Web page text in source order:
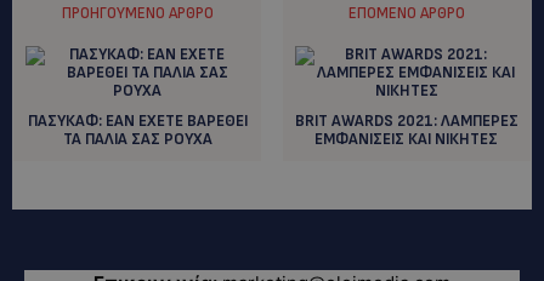
ΠΡΟΗΓΟΎΜΕΝΟ ΆΡΘΡΟ
ΠΑΣΥΚΑΦ: ΕΑΝ ΕΧΕΤΕ ΒΑΡΕΘΕΙ
ΤΑ ΠΑΛΙΑ ΣΑΣ ΡΟΥΧΑ
ΕΠΌΜΕΝΟ ΆΡΘΡΟ
BRIT AWARDS 2021: ΛΑΜΠΕΡΕΣ
ΕΜΦΑΝΙΣΕΙΣ ΚΑΙ ΝΙΚΗΤΕΣ